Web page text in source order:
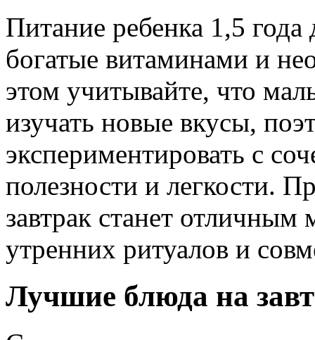
Питание ребенка 1,5
богатые витаминами и
этом учитывайте, что
изучать новые вкусы,
экспериментировать с
полезности и легкости.
завтрак станет
утренних ритуалов и
Лучшие блюда на